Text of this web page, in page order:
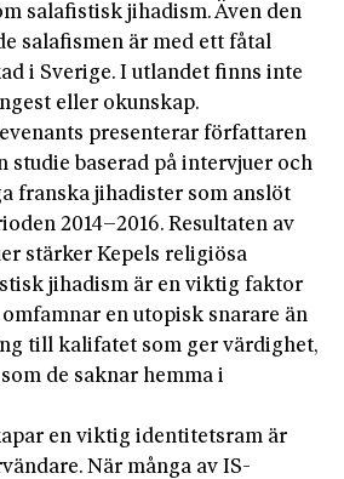
salafistisk jihadism. Även den
salafismen är med ett fåtal
i Sverige. I utlandet finns inte
eller okunskap.
presenterar författaren
studie baserad på intervjuer och
franska jihadister som anslöt
2014–2016. Resultaten av
stärker Kepels religiösa
jihadism är en viktig faktor
en utopisk snarare än
till kalifatet som ger värdighet,
de saknar hemma i
en viktig identitetsram är
När många av IS-